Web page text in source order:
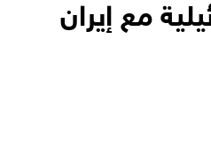
مع إيران